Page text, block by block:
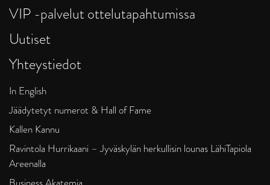
VIP -palvelut ottelutapahtumissa
Uutiset
Yhteystiedot
In English
Jäädytetyt numerot & Hall of Fame
Kallen Kannu
Ravintola Hurrikaani – Jyväskylän herkullisin lounas LähiTapiola
Areenalla